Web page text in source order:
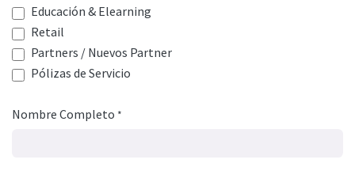
Educación & Elearning
Retail
Partners / Nuevos Partner
Pólizas de Servicio
Nombre Completo *